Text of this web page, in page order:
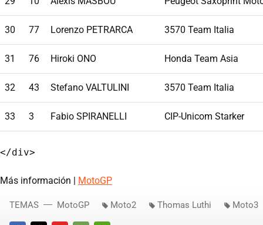
30 77 Lorenzo PETRARCA 3570 Team Italia
31 76 Hiroki ONO Honda Team Asia
32 43 Stefano VALTULINI 3570 Team Italia
33 3 Fabio SPIRANELLI CIP-Unicom Starker
Más información | MotoGP
TEMAS MotoGP Moto2 Thomas Luthi Moto3